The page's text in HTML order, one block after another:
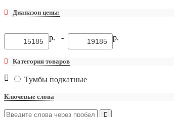
Диапазон цены:
р. - р.
Категория товаров
Тумбы подкатные
Ключевые слова